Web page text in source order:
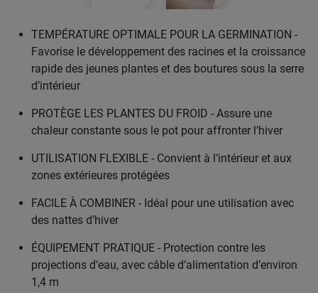
TEMPÉRATURE OPTIMALE POUR LA GERMINATION -
Favorise le développement des racines et la croissance
rapide des jeunes plantes et des boutures sous la serre
d’intérieur
PROTÈGE LES PLANTES DU FROID - Assure une
chaleur constante sous le pot pour affronter l’hiver
UTILISATION FLEXIBLE - Convient à l’intérieur et aux
zones extérieures protégées
FACILE À COMBINER - Idéal pour une utilisation avec
des nattes d’hiver
ÉQUIPEMENT PRATIQUE - Protection contre les
projections d’eau, avec câble d’alimentation d’environ
1,4 m